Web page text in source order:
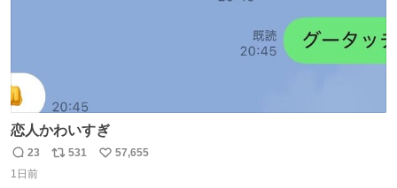
恋人かわいすぎ
返
信
23
リ
531
い
57,655
1日前